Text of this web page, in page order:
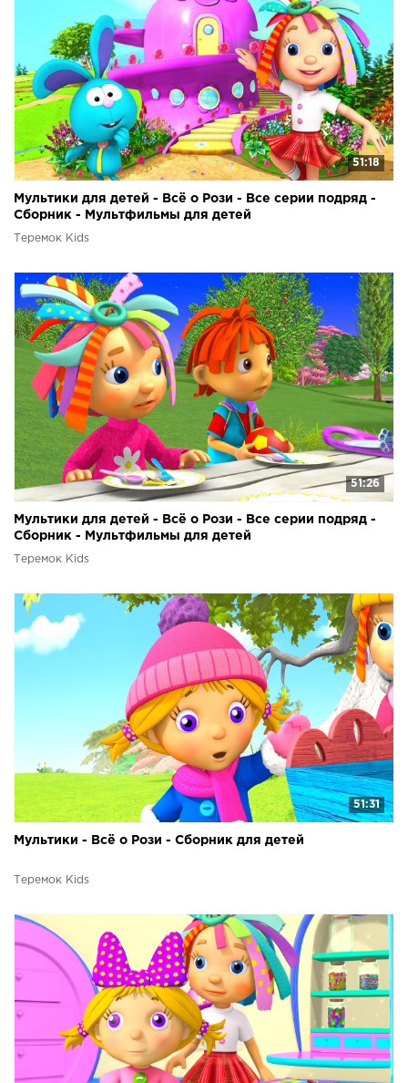
51:18
Мультики для детей - Всё о Рози - Все серии подряд -
Сборник - Мультфильмы для детей
Теремок Kids
51:26
Мультики для детей - Всё о Рози - Все серии подряд -
Сборник - Мультфильмы для детей
Теремок Kids
51:31
Мультики - Всё о Рози - Сборник для детей
Теремок Kids